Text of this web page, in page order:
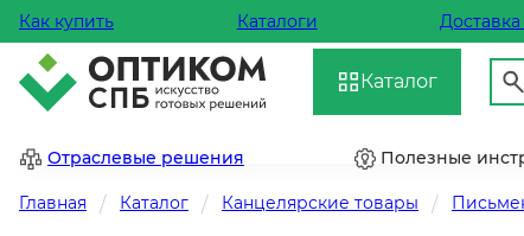
Как купить Каталоги
Каталог
Отраслевые решения Полезные
Главная Каталог Канцелярские товары